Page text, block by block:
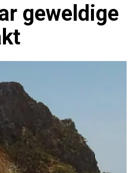
geweldige